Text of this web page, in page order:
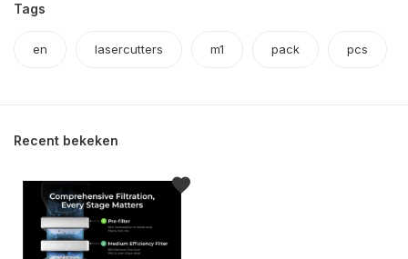
Tags
en lasercutters m1 pack pcs
Recent bekeken